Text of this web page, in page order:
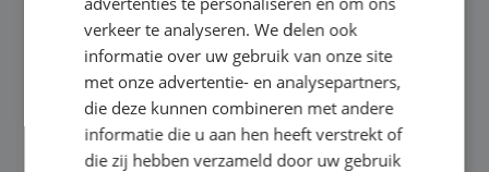
Met jouw ervaring in de reisbranche of
achtergrond in toerisme ben je klaar voor de
volgende stap. Vanaf je stoel reis je de hele
wereld over en speel je moeiteloos in op de
BEKIJK VACATURE
verkeer te analyseren. We delen ook
informatie over uw gebruik van onze site
met onze advertentie- en analysepartners,
die deze kunnen combineren met andere
informatie die u aan hen heeft verstrekt of
die zij hebben verzameld door uw gebruik